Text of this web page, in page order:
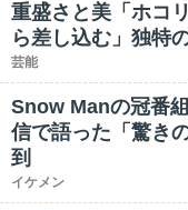
重盛さと美「ホコ
ら差し込む」独特
芸能
Snow Manの冠番
信で語った「驚き
到
イケメン